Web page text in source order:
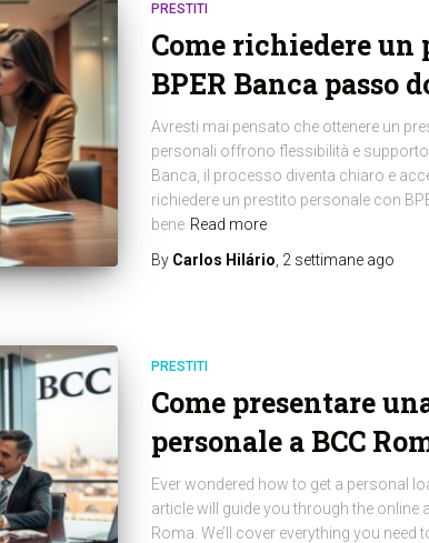
PRESTITI
Come richiedere un
BPER Banca passo
Avresti mai pensato che ottenere un
personali offrono flessibilità e
Banca, il processo diventa chiaro e
richiedere un prestito personale con
bene Read more
By Carlos Hilário 2 settimaneago
PRESTITI
Come presentare
personale a BCC
Ever wondered how to get a personal
article will guide you through the
Roma. We’ll cover everything you